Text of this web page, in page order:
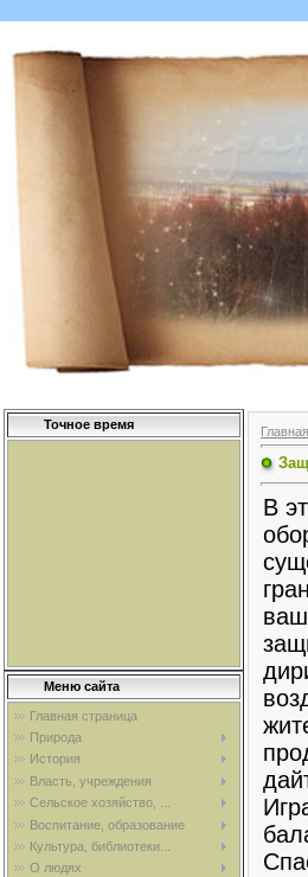
Точное время
Меню сайта
Главная страница
Природа
История
Власть, учреждения
Сельское хозяйство, ...
Воспитание, образование
Культура, библиотеки...
О людях
Главная
В